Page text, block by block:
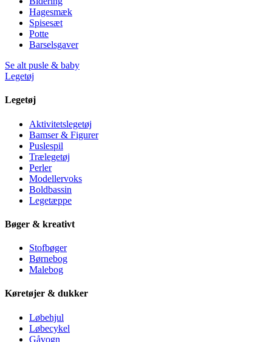
Hagesmæk
Spisesæt
Potte
Barselsgaver
Se alt pusle & baby
Legetøj
Legetøj
Aktivitetslegetøj
Bamser & Figurer
Puslespil
Trælegetøj
Perler
Modellervoks
Boldbassin
Legetæppe
Bøger & kreativt
Stofbøger
Børnebog
Malebog
Køretøjer & dukker
Løbehjul
Løbecykel
Gåvogn